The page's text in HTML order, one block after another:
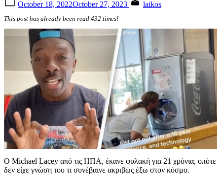
on
October 18, 2022October 27, 2023 laikos
This post has already been read 432 times!
Ο Michael Lacey από τις ΗΠΑ, έκανε φυλακή για 21 χρόνια, οπότε
δεν είχε γνώση του τι συνέβαινε ακριβώς έξω στον κόσμο.